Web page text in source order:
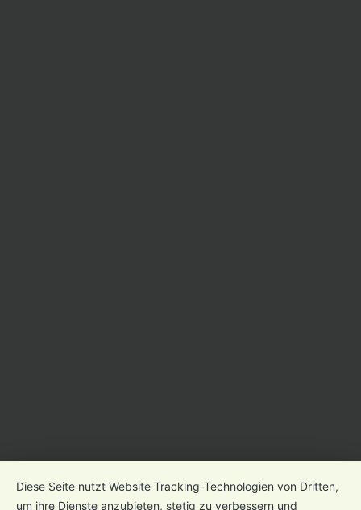
Diese Seite nutzt Website Tracking-Technologien von Dritten,
um ihre Dienste anzubieten, stetig zu verbessern und